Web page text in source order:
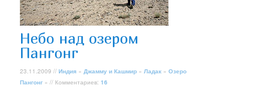
Небо над озером
Пангонг
23.11.2009 //Индия » Джамму и Кашмир »Ладак »Озеро
Пангонг » // Комментариев:16